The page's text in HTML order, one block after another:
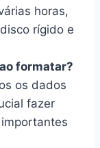
horas,
rígido e
formatar?
os dados
fazer